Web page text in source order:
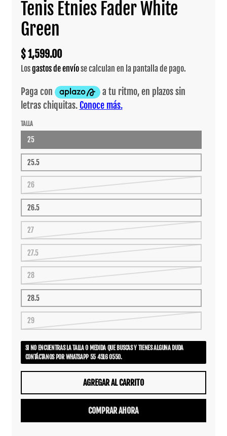
Tenis Etnies Fader White
Green
$ 1,599.00
Losgastos de envíose calculan en la pantalla de pago.
TALLA
25
25.5
26
26.5
27
27.5
28
28.5
29
SI NO ENCUENTRAS LA TALLA O MEDIDA QUE BUSCAS Y TIENES ALGUNA DUDA
CONTÁCTANOS POR WHATSAPP 55 4516 0550.
AGREGAR AL CARRITO
COMPRAR AHORA